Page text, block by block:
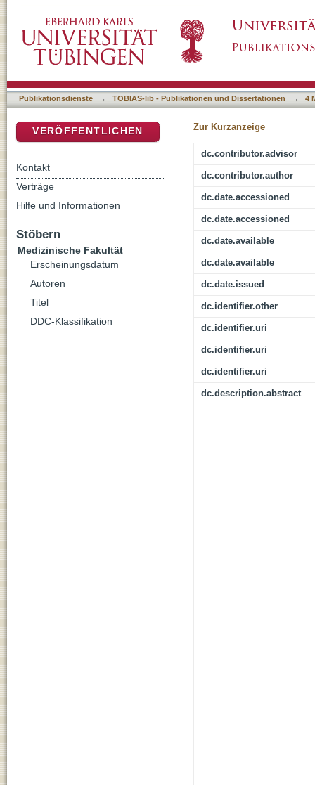
Ebenen-Mammographie zur Untersuchung
Publikationsdienste → TOBIAS-lib - Publikationen und Dissertationen → 4
Zur Kurzanzeige
dc.contributor.advisor
dc.contributor.author
dc.date.accessioned
dc.date.accessioned
dc.date.available
dc.date.available
dc.date.issued
dc.identifier.other
dc.identifier.uri
dc.identifier.uri
dc.identifier.uri
dc.description.abstract
VERÖFFENTLICHEN
Kontakt
Verträge
Hilfe und Informationen
Stöbern
Medizinische Fakultät
Erscheinungsdatum
Autoren
Titel
DDC-Klassifikation